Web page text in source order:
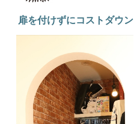
扉を付けずにコストダウン